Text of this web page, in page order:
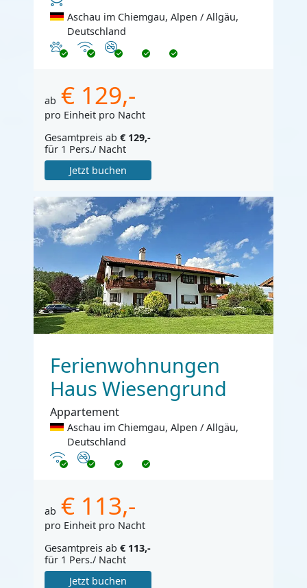
Aschau im Chiemgau, Alpen / Allgäu,
Deutschland
Haustiere erlaubt
InternetNichtraucher
ab € 129,-
pro Einheit pro Nacht
Gesamtpreis ab € 129,-
für 1 Pers./ Nacht
Jetzt buchen
Ferienwohnungen
Haus Wiesengrund
Appartement
Aschau im Chiemgau, Alpen / Allgäu,
Deutschland
InternetNichtraucher
ab € 113,-
pro Einheit pro Nacht
Gesamtpreis ab € 113,-
für 1 Pers./ Nacht
Jetzt buchen